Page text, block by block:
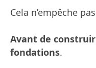
Cela n’empêche
Avant de
fondations.